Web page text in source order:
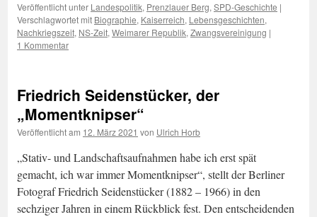
Veröffentlicht unter Landespolitik, Prenzlauer Berg, SPD-Geschichte |
Verschlagwortet mit Biographie, Kaiserreich, Lebensgeschichten,
Nachkriegszeit, NS-Zeit, Weimarer Republik, Zwangsvereinigung |
1 Kommentar
Friedrich Seidenstücker, der
„Momentknipser“
Veröffentlicht am 12. März 2021 von Ulrich Horb
„Stativ- und Landschaftsaufnahmen habe ich erst spät
gemacht, ich war immer Momentknipser“, stellt der Berliner
Fotograf Friedrich Seidenstücker (1882 – 1966) in den
sechziger Jahren in einem Rückblick fest. Den entscheidenden